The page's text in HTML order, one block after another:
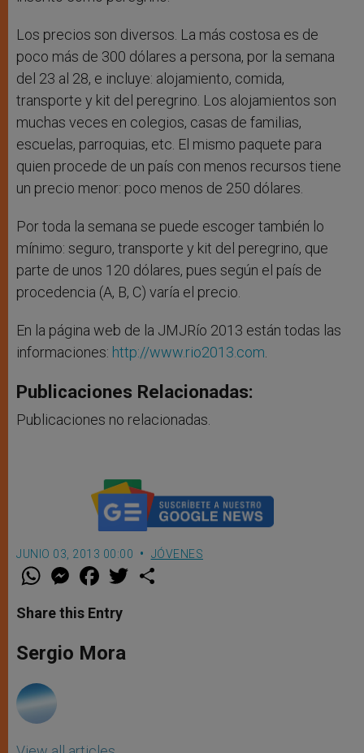
Los precios son diversos. La más costosa es de
poco más de 300 dólares a persona, por la semana
del 23 al 28, e incluye: alojamiento, comida,
transporte y kit del peregrino. Los alojamientos son
muchas veces en colegios, casas de familias,
escuelas, parroquias, etc. El mismo paquete para
quien procede de un país con menos recursos tiene
un precio menor: poco menos de 250 dólares.
Por toda la semana se puede escoger también lo
mínimo: seguro, transporte y kit del peregrino, que
parte de unos 120 dólares, pues según el país de
procedencia (A, B, C) varía el precio.
En la página web de la JMJRío 2013 están todas las
informaciones: http://www.rio2013.com.
Publicaciones Relacionadas:
Publicaciones no relacionadas.
JUNIO 03, 2013 00:00 JÓVENES
W
t
s
p
p
M
e
s
e
g
e
F
a
e
b
o
k
w
Share this Entry
Sergio Mora